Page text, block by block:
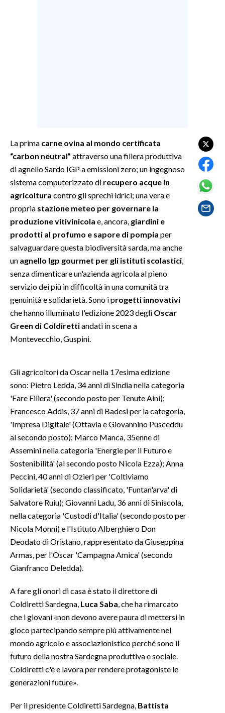
VOLLEY
MOTORI
TENNIS
ALTRI SPORT
CULTURA
SPETTACOLI
GOSSIP
SARDI NEL MONDO
EVENTI
#CARAUNIONE
3 MINUTI CON
INSULARITÀ
ABBONATI
ANNUNCI
NECROLOGI
PUBBLICITÀ
La prima carne ovina al mondo certificata
“carbon neutral” attraverso una filiera produttiva
di agnello Sardo IGP a emissioni zero; un ingegnoso
sistema computerizzato di recupero acque in
agricoltura contro gli sprechi idrici; una vera e
propria stazione meteo per governare la
produzione vitivinicola e, ancora, giardini e
prodotti al profumo e sapore di pompia per
salvaguardare questa biodiversità sarda, ma anche
un agnello Igp gourmet per gli istituti scolastici
senza dimenticare un'azienda agricola al pieno
servizio dei più in difficoltà in una comunità tra
genuinità e solidarietà. Sono i progetti innovativi
che hanno illuminato l'edizione 2023 degli Oscar
Green di Coldirettiandati in scena a
Montevecchio, Guspini.
Gli agricoltori da Oscar nella 17esima edizione
sono: Pietro Ledda, 34 anni di Sindia nella categoria
'Fare Filiera' (secondo posto per Tenute Aini);
Francesco Addis, 37 anni di Badesi per la categoria,
'Impresa Digitale' (Ottavia e Giovannino Pusceddu
al secondo posto); Marco Manca, 35enne di
Assemini nella categoria 'Energie per il Futuro e
Sostenibilità' (al secondo posto Nicola Ezza); Anna
Peccini, 40 anni di Ozieri per 'Coltiviamo
Solidarietà' (secondo classificato, 'Funtan'arva' di
Salvatore Ruiu); Giovanni Ladu, 36 anni di Siniscola,
nella categoria 'Custodi d'Italia' (secondo posto per
Nicola Monni) e l'Istituto Alberghiero Don
Deodato di Oristano, rappresentato da Giuseppina
Armas, per l'Oscar 'Campagna Amica' (secondo
Gianfranco Deledda).
A fare gli onori di casa è stato il direttore di
Coldiretti Sardegna, Luca Saba , che ha rimarcato
che i giovani «non devono avere paura di mettersi in
gioco partecipando sempre più attivamente nel
mondo agricolo e associazionistico perché sono il
futuro della nostra Sardegna produttiva e sociale.
Coldiretti c'è e lavora per rendere protagoniste le
generazioni future».
Per il presidente Coldiretti Sardegna, Battista